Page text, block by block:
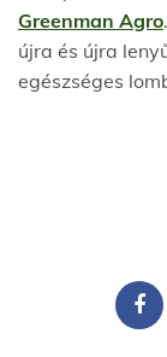
Greenman Agro
újra és újra
egészséges